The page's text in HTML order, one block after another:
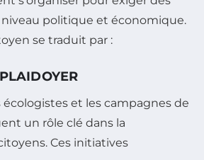
politique et économique.
se traduit par :
et les campagnes de
un rôle clé dans la
Ces initiatives